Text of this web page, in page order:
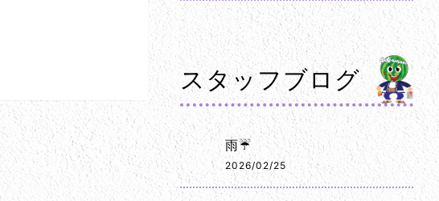
スタッフブログ
雨☔
2026/02/25